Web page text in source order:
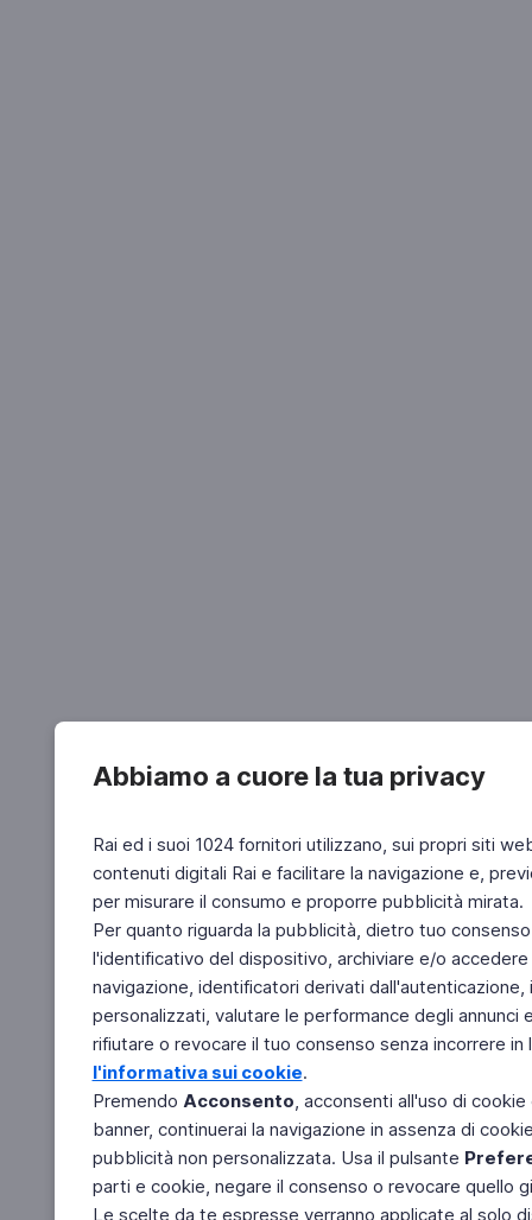
Abbiamo a cuore la tua privacy
Rai ed i suoi 1024 fornitori utilizzano, sui propri siti
contenuti digitali Rai e facilitare la navigazione e,
per misurare il consumo e proporre pubblicità mirata.
Per quanto riguarda la pubblicità, dietro tuo
l'identificativo del dispositivo, archiviare e/o
navigazione, identificatori derivati
personalizzati, valutare le performance degli
rifiutare o revocare il tuo consenso senza incorrere
l'informativa sui cookie.
Premendo Acconsento, acconsenti all'uso di
banner, continuerai la navigazione in assenza di
pubblicità non personalizzata. Usa il pulsante
parti e cookie, negare il consenso o revocare quello
Le scelte da te espresse verranno applicate al solo